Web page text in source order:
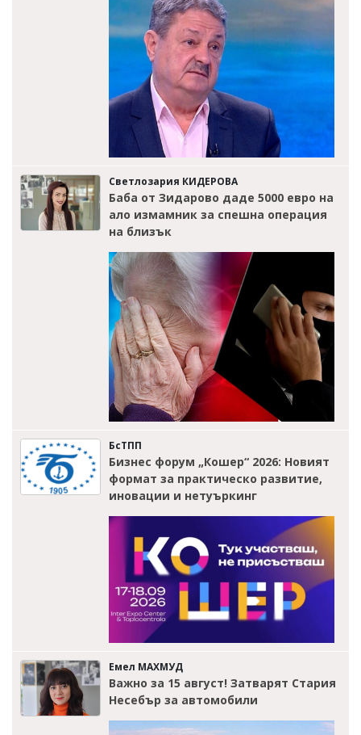
Светлозария КИДЕРОВА
Баба от Зидарово даде 5000 евро на
ало измамник за спешна операция
на близък
БсТПП
Бизнес форум „Кошер“ 2026: Новият
формат за практическо развитие,
иновации и нетуъркинг
Емел МАХМУД
Важно за 15 август! Затварят Стария
Несебър за автомобили